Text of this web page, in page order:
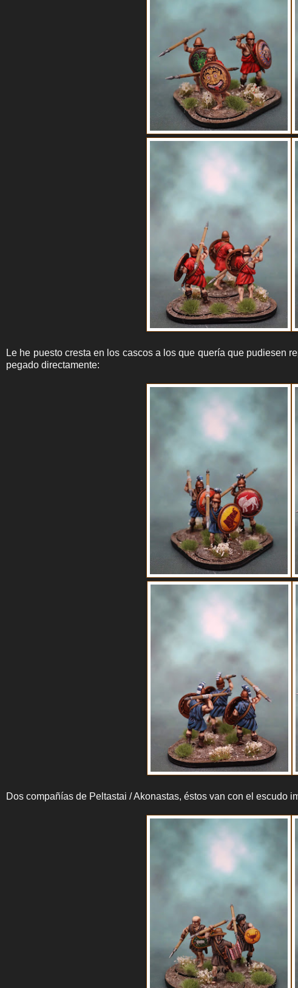
Le he puesto cresta en los cascos a los que quería que pudiesen
pegado directamente:
Dos compañías de Peltastai / Akonastas, éstos van con el escudo